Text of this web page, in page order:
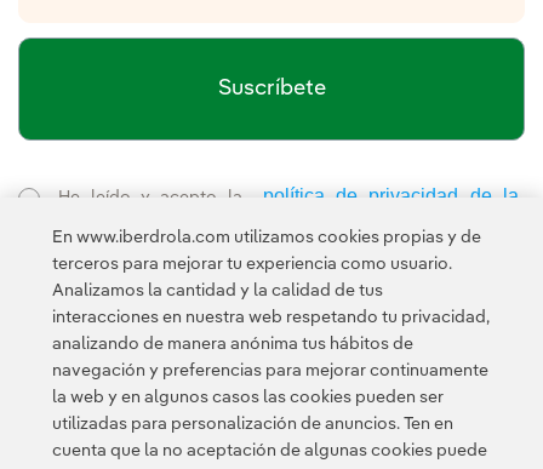
Suscríbete
He leído y acepto la
política de privacidad de la
Newsletter
Enlace externo, se abre en ventana nueva.
Esta página está protegida por reCAPTCHA y se aplican la
Política de privacidad y los
Contacta Política de Privacidad Información legal
En www.iberdrola.com utilizamos cookies propias y de
terceros para mejorar tu experiencia como usuario.
Analizamos la cantidad y la calidad de tus
interacciones en nuestra web respetando tu privacidad,
analizando de manera anónima tus hábitos de
navegación y preferencias para mejorar continuamente
la web y en algunos casos las cookies pueden ser
utilizadas para personalización de anuncios. Ten en
cuenta que la no aceptación de algunas cookies puede